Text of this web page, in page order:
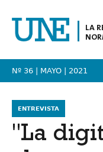
LA
Nº 36 | MAYO | 2021
ENTREVISTA
"La